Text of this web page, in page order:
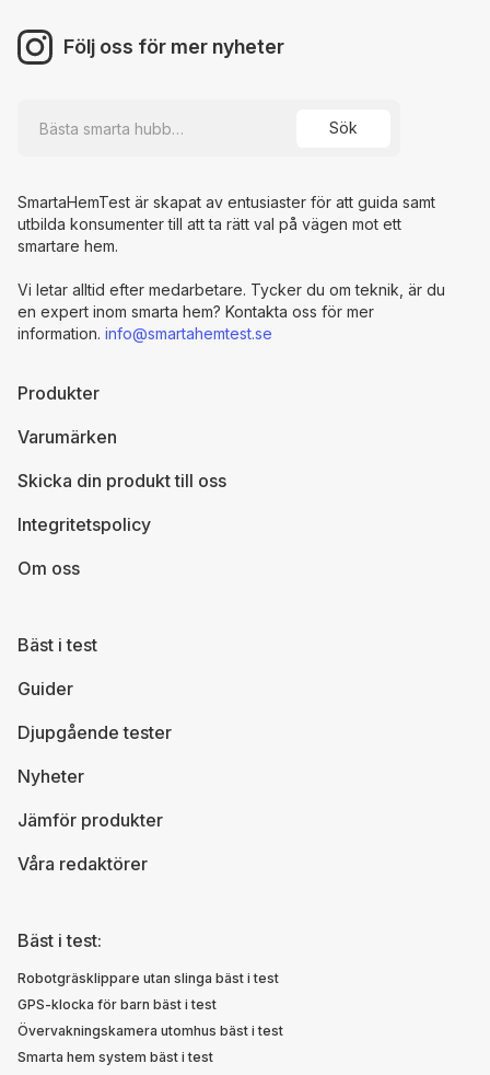
Bäst i test
Guider
Djupgående tester
Nyheter
Jämför produkter
Våra redaktörer
Produkter
Varumärken
Skicka din produkt till oss
Integritetspolicy
Om oss
Följ oss för mer nyheter
SmartaHemTest är skapat av entusiaster för att guida samt
utbilda konsumenter till att ta rätt val på vägen mot ett
smartare hem.
Vi letar alltid efter medarbetare. Tycker du om teknik, är du
en expert inom smarta hem? Kontakta oss för mer
information. info@smartahemtest.se
Bäst i test:
Robotgräsklippare utan slinga bäst i test
GPS-klocka för barn bäst i test
Övervakningskamera utomhus bäst i test
Smarta hem system bäst i test